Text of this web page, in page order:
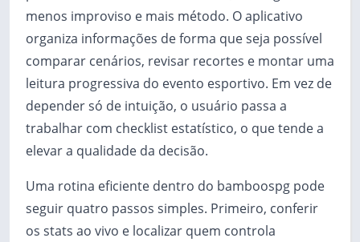
menos improviso e mais método. O aplicativo
organiza informações de forma que seja possível
comparar cenários, revisar recortes e montar uma
leitura progressiva do evento esportivo. Em vez de
depender só de intuição, o usuário passa a
trabalhar com checklist estatístico, o que tende a
elevar a qualidade da decisão.
Uma rotina eficiente dentro do bamboospg pode
seguir quatro passos simples. Primeiro, conferir
os stats ao vivo e localizar quem controla